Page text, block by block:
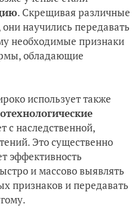
. Скрещивая различные
научились передавать
необходимые признаки
обладающие
использует также
с наследственной,
Это существенно
эффективность
и массово выявлять
признаков и передавать